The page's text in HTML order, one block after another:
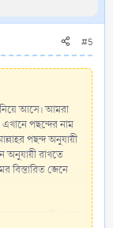
#5
আসে। আমরা
পছন্দের নাম
পছন্দ অনুযায়ী
রাখতে
বিস্তারিত জেনে
অনেকেই গুগল